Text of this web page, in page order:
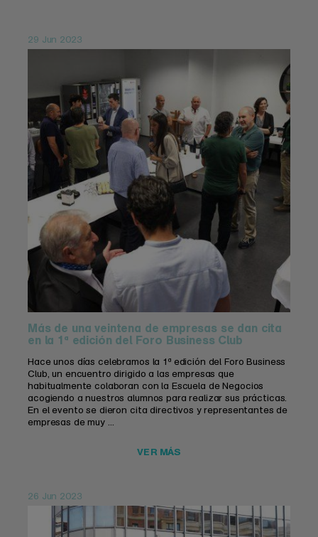
29 Jun 2023
Más de una veintena de empresas se dan cita
en la 1ª edición del Foro Business Club
Hace unos días celebramos la 1ª edición del Foro Business
Club, un encuentro dirigido a las empresas que
habitualmente colaboran con la Escuela de Negocios
acogiendo a nuestros alumnos para realizar sus prácticas.
En el evento se dieron cita directivos y representantes de
empresas de muy ...
VER MÁS
26 Jun 2023